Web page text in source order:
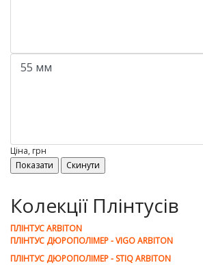
Ціна, грн
Колекції Плінтусів
ПЛІНТУС ARBITON
ПЛІНТУС ДЮРОПОЛІМЕР - VIGO ARBITON
ПЛІНТУС ДЮРОПОЛІМЕР - STIQ ARBITON